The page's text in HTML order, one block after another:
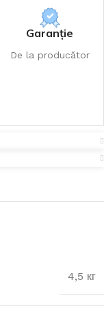
Garanție
De la producător
4,5 кг